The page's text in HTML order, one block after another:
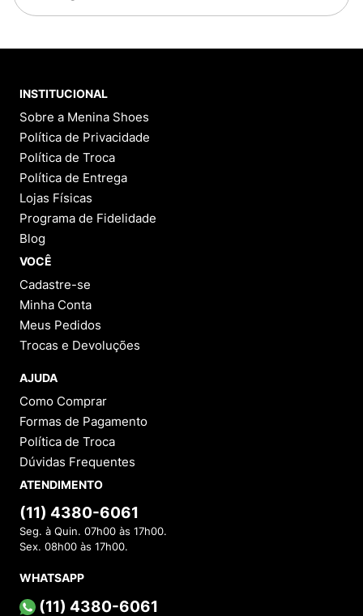
INSTITUCIONAL
Sobre a Menina Shoes
Política de Privacidade
Política de Troca
Política de Entrega
Lojas Físicas
Programa de Fidelidade
Blog
VOCÊ
Cadastre-se
Minha Conta
Meus Pedidos
Trocas e Devoluções
AJUDA
Como Comprar
Formas de Pagamento
Política de Troca
Dúvidas Frequentes
ATENDIMENTO
(11) 4380-6061
Seg. à Quin. 07h00 às 17h00.
Sex. 08h00 às 17h00.
WHATSAPP
(11) 4380-6061